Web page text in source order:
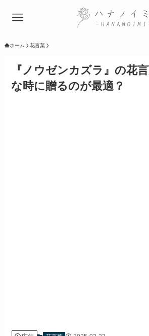
ホーム 花言葉
『ノウゼンカズラ』の花
な時に贈るのが最適？